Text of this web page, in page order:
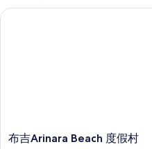
布
布吉Arinara Beach 度假村
布吉Arinara Beach 度假村